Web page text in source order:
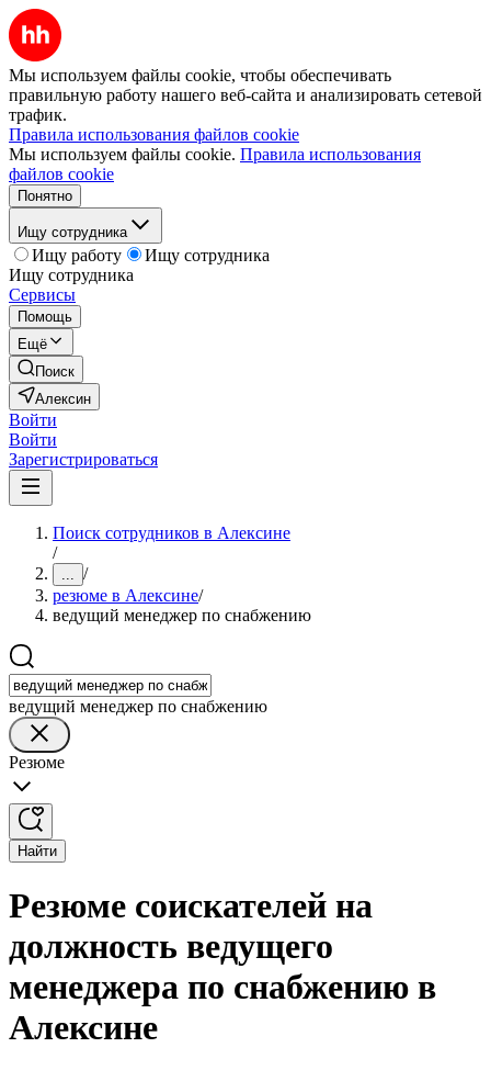
Мы используем файлы cookie, чтобы обеспечивать
правильную работу нашего веб-сайта и анализировать сетевой
трафик.
Правила использования файлов cookie
Мы используем файлы cookie. Правила использования
файлов cookie
Понятно
Ищу сотрудника
Ищу работу
Ищу сотрудника
Ищу сотрудника
Сервисы
Помощь
Ещё
Поиск
Алексин
Войти
Войти
Зарегистрироваться
Поиск сотрудников в Алексине
/
... /
резюме в Алексине/
ведущий менеджер по снабжению
ведущий менеджер по снабжению
Резюме
Найти
Резюме соискателей на
должность ведущего
менеджера по снабжению в
Алексине